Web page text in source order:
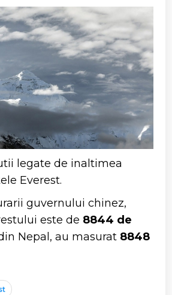
legate de inaltimea
Everest.
guvernului chinez,
este de 8844 de
Nepal, au masurat 8848